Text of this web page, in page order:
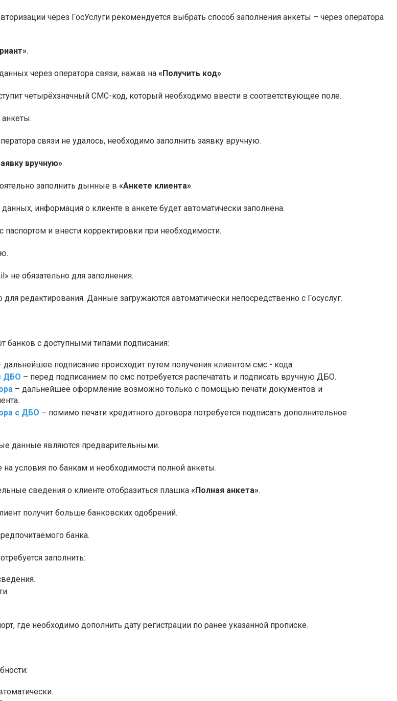
через ГосУслуги рекомендуется выбрать способ заполнения анкеты – через оператора
.
через оператора связи, нажав на «Получить код».
четырёхзначный СМС-код, который необходимо ввести в соответствующее поле.
анкеты.
связи не удалось, необходимо заполнить заявку вручную.
вручную».
заполнить дынные в «Анкете клиента».
информация о клиенте в анкете будет автоматически заполнена.
и внести корректировки при необходимости.
не обязательно для заполнения.
для редактирования. Данные загружаются автоматически непосредственно с Госуслуг.
банков с доступными типами подписания:
подписание происходит путем получения клиентом смс - кода.
ДБО – перед подписанием по смс потребуется распечатать и подписать вручную ДБО.
– дальнейшее оформление возможно только с помощью печати документов и
с ДБО – помимо печати кредитного договора потребуется подписать дополнительное
данные являются предварительными.
условия по банкам и необходимости полной анкеты.
сведения о клиенте отобразиться плашка «Полная анкета».
получит больше банковских одобрений.
банка.
заполнить:
где необходимо дополнить дату регистрации по ранее указанной прописке.